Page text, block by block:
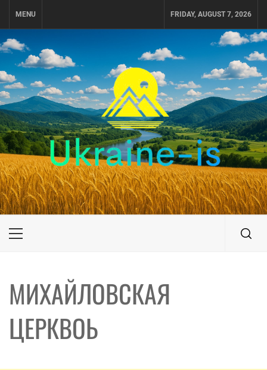
MENU FRIDAY, AUGUST 7, 2026
UKRAINE-IS
ПУТЕШЕСТВИЕ ПО УКРАИНЕ
Primary
МИХАЙЛОВСКАЯ
ЦЕРКВОЬ